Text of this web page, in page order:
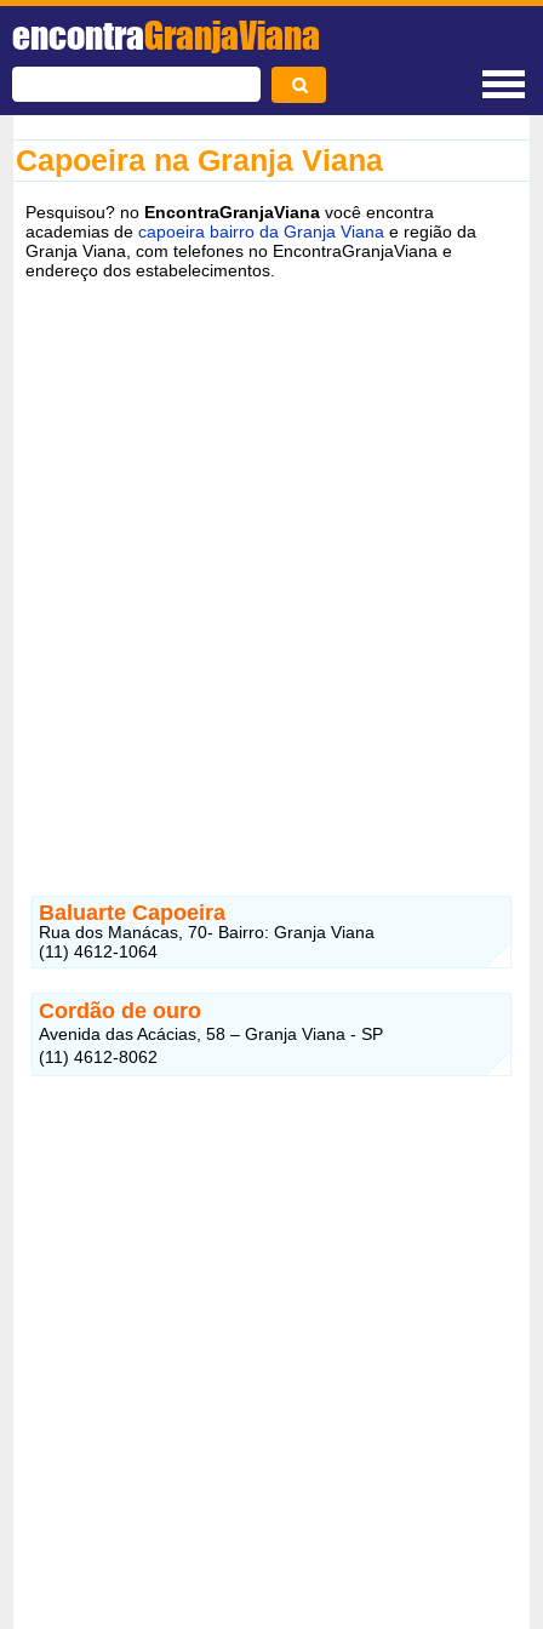
encontraGranjaViana
Capoeira na Granja Viana
Pesquisou? no EncontraGranjaViana você encontra
academias decapoeira bairro da Granja Viana e região da
Granja Viana, com telefones no EncontraGranjaViana e
endereço dos estabelecimentos.
Baluarte Capoeira
Rua dos Manácas, 70- Bairro: Granja Viana
(11) 4612-1064
Cordão de ouro
Avenida das Acácias, 58 – Granja Viana - SP
(11) 4612-8062